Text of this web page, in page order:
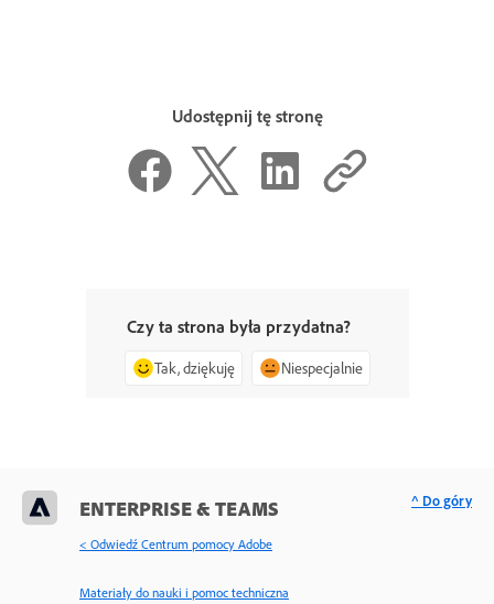
Udostępnij tę stronę
Czy ta strona była przydatna?
Tak, dziękuję Niespecjalnie
ENTERPRISE & TEAMS
< Odwiedź Centrum pomocy Adobe
Materiały do nauki i pomoc techniczna
^ Do góry